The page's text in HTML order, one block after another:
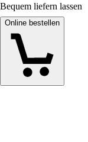
Bequem liefern lassen
Online bestellen